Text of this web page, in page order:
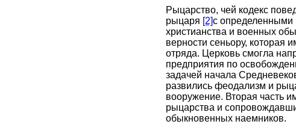
Рыцарство, чей кодекс
рыцаря [2]с определенными
христианства и военных
верности сеньору, которая
отряда. Церковь смогла
предприятия по
задачей начала
развились феодализм и
вооружение. Вторая часть
рыцарства и
обыкновенных наемников.